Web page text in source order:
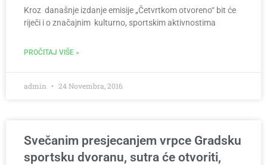
Kroz današnje izdanje emisije „Četvrtkom otvoreno“ bit će
riječi i o značajnim kulturno, sportskim aktivnostima
PROČITAJ VIŠE »
admin 24 Novembra, 2016
Svečanim presjecanjem vrpce Gradsku
sportsku dvoranu, sutra će otvoriti,